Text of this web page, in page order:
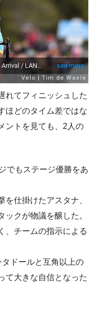
れてフィニッシュした
ほどのタイム差ではな
ントを見ても、2人の
でもステージ優勝をあ
を仕掛けたアスタナ、
クが物議を醸した。
、チームの指示による
ドールと互角以上の
て大きな自信となった